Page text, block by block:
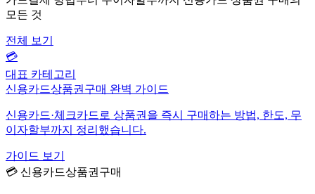
모든 것
전체 보기
💳
대표 카테고리
신용카드상품권구매 완벽 가이드
신용카드·체크카드로 상품권을 즉시 구매하는 방법, 한도, 무
이자할부까지 정리했습니다.
가이드 보기
💳 신용카드상품권구매